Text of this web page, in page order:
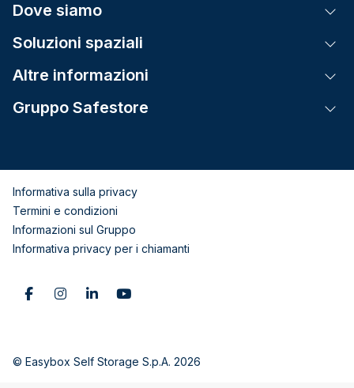
Dove siamo
Soluzioni spaziali
Altre informazioni
Gruppo Safestore
Informativa sulla privacy
Termini e condizioni
Informazioni sul Gruppo
Informativa privacy per i chiamanti
© Easybox Self Storage S.p.A. 2026